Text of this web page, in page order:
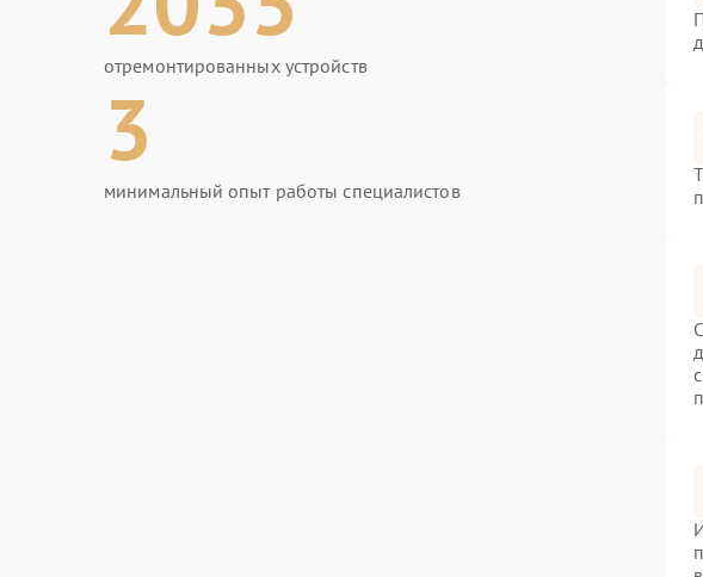
отремонтированных устройств
3
минимальный опыт работы специалистов